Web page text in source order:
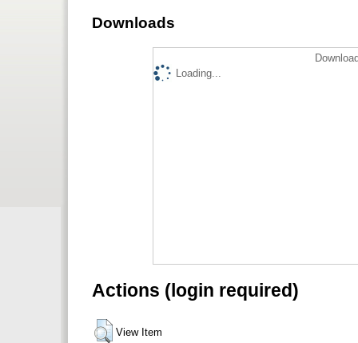
Downloads
Loading...
Actions (login required)
View Item